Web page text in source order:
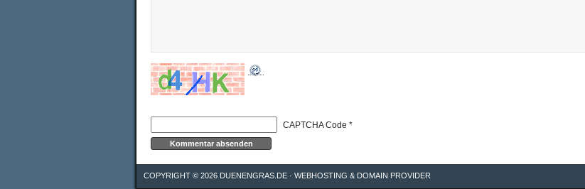
CAPTCHA Code *
COPYRIGHT © 2026 DUENENGRAS.DE · WEBHOSTING & DOMAIN PROVIDER